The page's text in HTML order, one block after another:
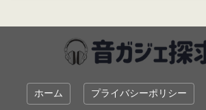
ホーム プライバシーポリシー